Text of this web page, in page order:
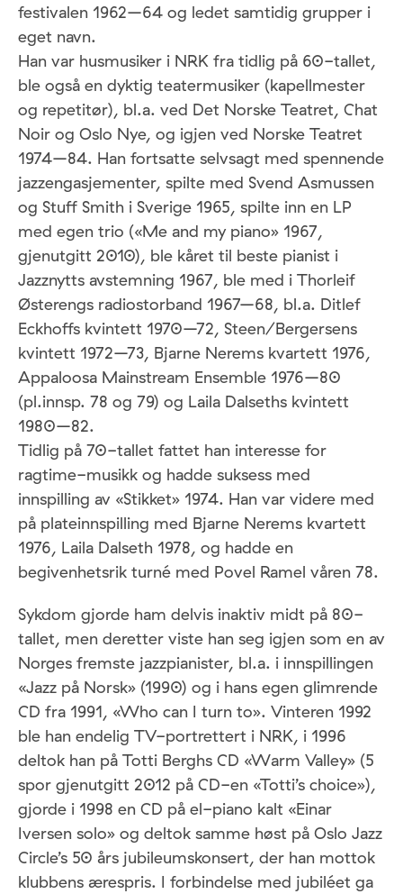
festivalen 1962–64 og ledet samtidig grupper i
eget navn.
Han var husmusiker i NRK fra tidlig på 60-tallet,
ble også en dyktig teatermusiker (kapellmester
og repetitør), bl.a. ved Det Norske Teatret, Chat
Noir og Oslo Nye, og igjen ved Norske Teatret
1974–84. Han fortsatte selvsagt med spennende
jazzengasjementer, spilte med Svend Asmussen
og Stuff Smith i Sverige 1965, spilte inn en LP
med egen trio («Me and my piano» 1967,
gjenutgitt 2010), ble kåret til beste pianist i
Jazznytts avstemning 1967, ble med i Thorleif
Østerengs radiostorband 1967–68, bl.a. Ditlef
Eckhoffs kvintett 1970–72, Steen/Bergersens
kvintett 1972–73, Bjarne Nerems kvartett 1976,
Appaloosa Mainstream Ensemble 1976–80
(pl.innsp. 78 og 79) og Laila Dalseths kvintett
1980–82.
Tidlig på 70-tallet fattet han interesse for
ragtime-musikk og hadde suksess med
innspilling av «Stikket» 1974. Han var videre med
på plateinnspilling med Bjarne Nerems kvartett
1976, Laila Dalseth 1978, og hadde en
begivenhetsrik turné med Povel Ramel våren 78.
Sykdom gjorde ham delvis inaktiv midt på 80-
tallet, men deretter viste han seg igjen som en av
Norges fremste jazzpianister, bl.a. i innspillingen
«Jazz på Norsk» (1990) og i hans egen glimrende
CD fra 1991, «Who can I turn to». Vinteren 1992
ble han endelig TV-portrettert i NRK, i 1996
deltok han på Totti Berghs CD «Warm Valley» (5
spor gjenutgitt 2012 på CD-en «Totti’s choice»),
gjorde i 1998 en CD på el-piano kalt «Einar
Iversen solo» og deltok samme høst på Oslo Jazz
Circle’s 50 års jubileumskonsert, der han mottok
klubbens ærespris. I forbindelse med jubiléet ga